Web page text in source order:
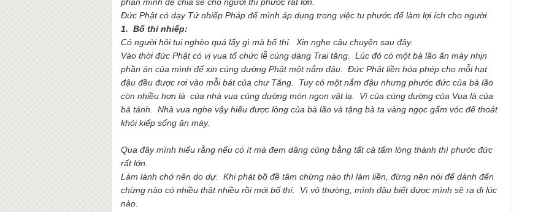
Đức Phật có dạy Tứ nhiếp Pháp để mình áp dụng trong việc tu phước để làm lợi ích cho người.
1. Bố thí nhiếp:
Có người hỏi tui nghèo quá lấy gì mà bố thí. Xin nghe câu chuyện sau đây.
Vào thời đức Phật có vị vua tổ chức lễ cúng dàng Trai tăng. Lúc đó có một bà lão ăn mày nhịn
phần ăn của mình để xin cúng dường Phật một nắm đậu. Đức Phật liền hóa phép cho mỗi hạt
đậu đều được rơi vào mỗi bát của chư Tăng. Tuy có một nắm đậu nhưng phước đức của bà lão
còn nhiều hơn là của nhà vua cúng dường món ngon vật lạ. Vì của cúng dường của Vua là của
bá tánh. Nhà vua nghe vậy hiểu được lòng của bà lão và tặng bà ta vàng ngọc gấm vóc để thoát
khỏi kiếp sống ăn mày.
Qua đây mình hiểu rằng nếu có ít mà đem dâng cúng bằng tất cả tấm lòng thành thì phước đức
rất lớn.
Làm lành chớ nên do dự. Khi phát bồ đề tâm chừng nào thì làm liền, đừng nên nói để dành đến
chừng nào có nhiều thật nhiều rồi mới bố thí. Vì vô thường, mình đâu biết được mình sẽ ra đi lúc
nào.